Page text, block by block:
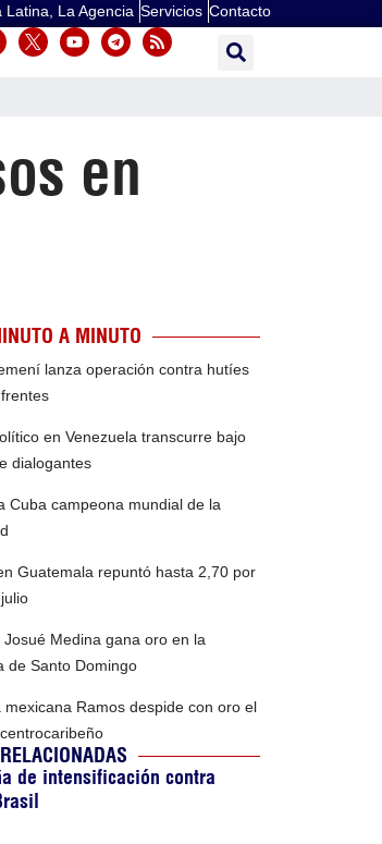
Latina, La Agencia Servicios Contacto
en
A MINUTO
lanza operación contra hutíes
en Venezuela transcurre bajo
dialogantes
Cuba campeona mundial de la
Guatemala repuntó hasta 2,70 por
Josué Medina gana oro en la
de Santo Domingo
mexicana Ramos despide con oro el
RELACIONADAS
de intensificación contra